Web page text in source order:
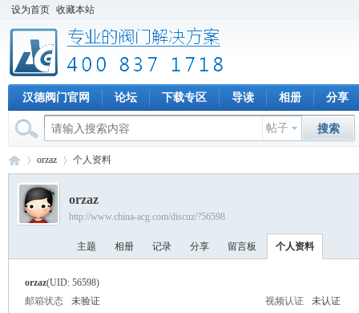
设为首页 收藏本站
汉德阀门官网 论坛 下载专区 导读 相册 分享
帖子 搜索
›
orzaz 个人资料
orzaz
http://www.china-acg.com/discuz/?56598
主题 相册 记录 分享 留言板 个人资料
orzaz(UID: 56598)
邮箱状态
未验证 视频认证 未认证